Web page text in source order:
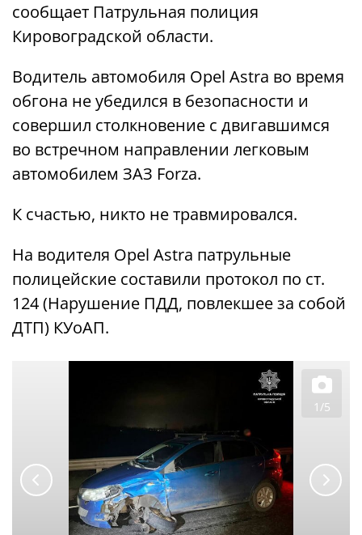
сообщает Патрульная полиция
Кировоградской области.
Водитель автомобиля Opel Astra во время
обгона не убедился в безопасности и
совершил столкновение с двигавшимся
во встречном направлении легковым
автомобилем ЗАЗ Forza.
К счастью, никто не травмировался.
На водителя Opel Astra патрульные
полицейские составили протокол по ст.
124 (Нарушение ПДД, повлекшее за собой
ДТП) КУоАП.
1/5